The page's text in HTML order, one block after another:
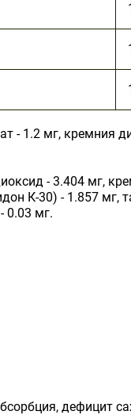
- 1.2 мг, кремния
- 3.404 мг,
К-30) - 1.857 мг,
0.03 мг.
дефицит